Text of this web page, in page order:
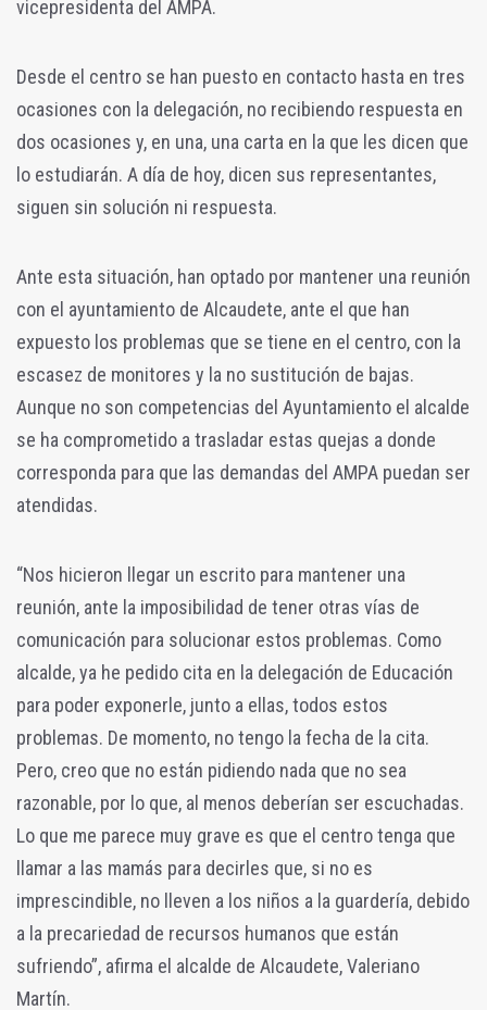
vicepresidenta del AMPA.
Desde el centro se han puesto en contacto hasta en tres
ocasiones con la delegación, no recibiendo respuesta en
dos ocasiones y, en una, una carta en la que les dicen que
lo estudiarán. A día de hoy, dicen sus representantes,
siguen sin solución ni respuesta.
Ante esta situación, han optado por mantener una reunión
con el ayuntamiento de Alcaudete, ante el que han
expuesto los problemas que se tiene en el centro, con la
escasez de monitores y la no sustitución de bajas.
Aunque no son competencias del Ayuntamiento el alcalde
se ha comprometido a trasladar estas quejas a donde
corresponda para que las demandas del AMPA puedan ser
atendidas.
“Nos hicieron llegar un escrito para mantener una
reunión, ante la imposibilidad de tener otras vías de
comunicación para solucionar estos problemas. Como
alcalde, ya he pedido cita en la delegación de Educación
para poder exponerle, junto a ellas, todos estos
problemas. De momento, no tengo la fecha de la cita.
Pero, creo que no están pidiendo nada que no sea
razonable, por lo que, al menos deberían ser escuchadas.
Lo que me parece muy grave es que el centro tenga que
llamar a las mamás para decirles que, si no es
imprescindible, no lleven a los niños a la guardería, debido
a la precariedad de recursos humanos que están
sufriendo”, afirma el alcalde de Alcaudete, Valeriano
Martín.